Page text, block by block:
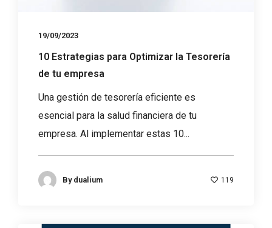
19/09/2023
10 Estrategias para Optimizar la Tesorería
de tu empresa
Una gestión de tesorería eficiente es
esencial para la salud financiera de tu
empresa. Al implementar estas 10...
By dualium 119